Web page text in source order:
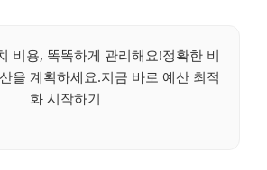
비용, 똑똑하게 관리해요!정확한 비
을 계획하세요.지금 바로 예산 최적
화 시작하기